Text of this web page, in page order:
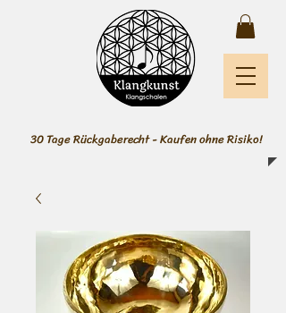
30 Tage Rückgaberecht - Kaufen ohne Risiko!